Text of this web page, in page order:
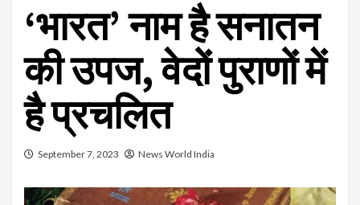
‘भारत’ नाम है सनातन
की उपज, वेदों पुराणों में
है प्रचलित
September 7, 2023 News World India